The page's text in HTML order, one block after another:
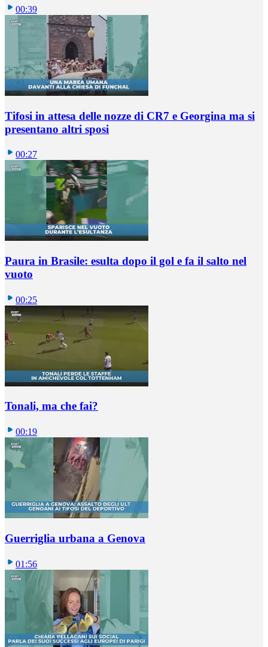
00:39
Tifosi in attesa delle nozze di CR7 e Georgina ma si
presentano altri sposi
00:27
Paura in Brasile: esulta dopo il gol e fa il salto nel
vuoto
00:25
Tonali, ma che fai?
00:19
Guerriglia urbana a Genova
01:56